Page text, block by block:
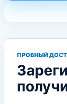
ПРОБНЫЙ